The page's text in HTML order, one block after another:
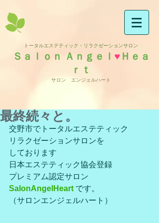
トータルエステティック・リラクゼーションサロン
Ｓａｌｏｎ Ａｎｇｅｌ ♥ Ｈｅａ
ｒｔ
サロン エンジェルハート
最終続々と。
交野市でトータルエステティック
リラクゼーションサロンを
しております
日本エステティック協会登録
プレミアム認定サロン
SalonAngelHeart です。
（サロンエンジェルハート）